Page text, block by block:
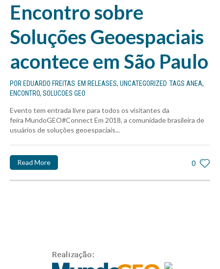
Encontro sobre
Soluções Geoespaciais
acontece em São Paulo
POR EDUARDO FREITAS EM RELEASES, UNCATEGORIZED TAGS ANEA,
ENCONTRO, SOLUCOES GEO
Evento tem entrada livre para todos os visitantes da
feira MundoGEO#Connect Em 2018, a comunidade brasileira de
usuários de soluções geoespaciais...
0
Read More